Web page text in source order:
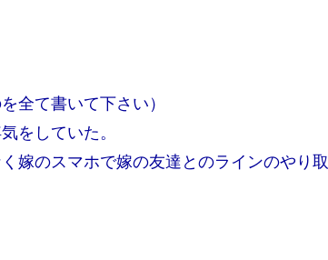
全て書いて下さい）
をしていた。
嫁のスマホで嫁の友達とのラインのやり取